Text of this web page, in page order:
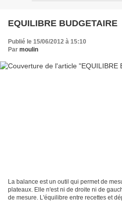
EQUILIBRE BUDGETAIRE
Publié le 15/06/2012 à 15:10
Par moulin
La balance est un outil qui permet de
plateaux. Elle n'est ni de droite ni de
de mesure. L'équilibre entre recettes et